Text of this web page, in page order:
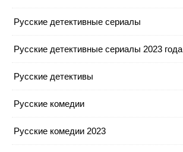
Русские детективные сериалы
Русские детективные сериалы 2023 года
Русские детективы
Русские комедии
Русские комедии 2023